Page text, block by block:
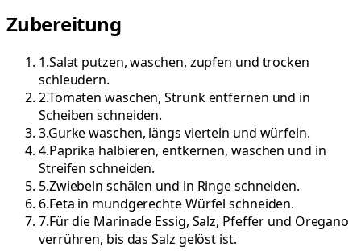
Zubereitung
1.Salat putzen, waschen, zupfen und trocken
schleudern.
2.Tomaten waschen, Strunk entfernen und in
Scheiben schneiden.
3.Gurke waschen, längs vierteln und würfeln.
4.Paprika halbieren, entkernen, waschen und in
Streifen schneiden.
5.Zwiebeln schälen und in Ringe schneiden.
6.Feta in mundgerechte Würfel schneiden.
7.Für die Marinade Essig, Salz, Pfeffer und Oregano
verrühren, bis das Salz gelöst ist.